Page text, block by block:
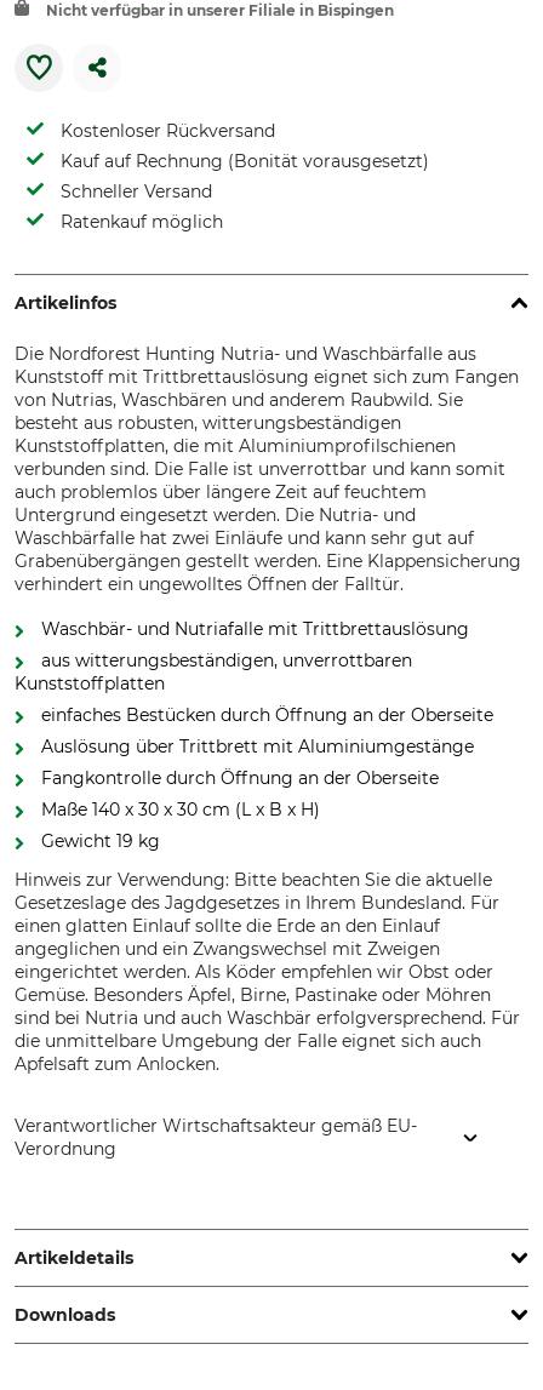
Nicht verfügbar in unserer Filiale in Bispingen
Kostenloser Rückversand
Kauf auf Rechnung (Bonität vorausgesetzt)
Schneller Versand
Ratenkauf möglich
Artikelinfos
Die Nordforest Hunting Nutria- und Waschbärfalle aus
Kunststoff mit Trittbrettauslösung eignet sich zum Fangen
von Nutrias, Waschbären und anderem Raubwild. Sie
besteht aus robusten, witterungsbeständigen
Kunststoffplatten, die mit Aluminiumprofilschienen
verbunden sind. Die Falle ist unverrottbar und kann somit
auch problemlos über längere Zeit auf feuchtem
Untergrund eingesetzt werden. Die Nutria- und
Waschbärfalle hat zwei Einläufe und kann sehr gut auf
Grabenübergängen gestellt werden. Eine Klappensicherung
verhindert ein ungewolltes Öffnen der Falltür.
Waschbär- und Nutriafalle mit Trittbrettauslösung
aus witterungsbeständigen, unverrottbaren
Kunststoffplatten
einfaches Bestücken durch Öffnung an der Oberseite
Auslösung über Trittbrett mit Aluminiumgestänge
Fangkontrolle durch Öffnung an der Oberseite
Maße 140 x 30 x 30 cm (L x B x H)
Gewicht 19 kg
Hinweis zur Verwendung: Bitte beachten Sie die aktuelle
Gesetzeslage des Jagdgesetzes in Ihrem Bundesland. Für
einen glatten Einlauf sollte die Erde an den Einlauf
angeglichen und ein Zwangswechsel mit Zweigen
eingerichtet werden. Als Köder empfehlen wir Obst oder
Gemüse. Besonders Äpfel, Birne, Pastinake oder Möhren
sind bei Nutria und auch Waschbär erfolgversprechend. Für
die unmittelbare Umgebung der Falle eignet sich auch
Apfelsaft zum Anlocken.
Verantwortlicher Wirtschaftsakteur gemäß EU-
Verordnung
www.grube.de
Artikeldetails
Marke
Nordforest Hunting
Marder
Downloads